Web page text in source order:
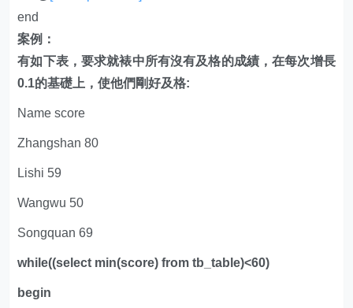
end
案例：
有如下表，要求就裱中所有沒有及格的成績，在每次增長
0.1的基礎上，使他們剛好及格:
Name score
Zhangshan 80
Lishi 59
Wangwu 50
Songquan 69
while((select min(score) from tb_table)<60)
begin